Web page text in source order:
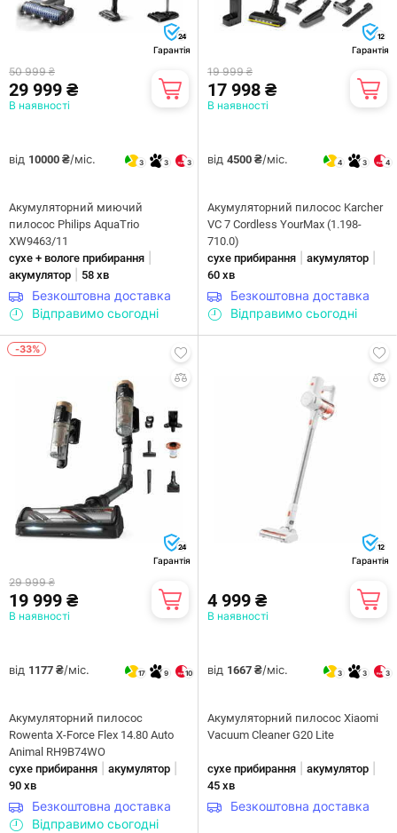
24
Гарантія
50 999 ₴
29 999 ₴
В наявності
від 10000 ₴/міс. 3 3 3
Акумуляторний миючий
пилосос Philips AquaTrio
XW9463/11
сухе + вологе прибирання
акумулятор 58 хв
Безкоштовна доставка
Відправимо сьогодні
12
Гарантія
19 999 ₴
17 998 ₴
В наявності
від 4500 ₴/міс. 4 3 4
Акумуляторний пилосос Karcher
VC 7 Cordless YourMax (1.198-
710.0)
сухе прибирання
акумулятор
60 хв
Безкоштовна доставка
Відправимо сьогодні
-33%
24
Гарантія
29 999 ₴
19 999 ₴
В наявності
від 1177 ₴/міс. 17 9 10
Акумуляторний пилосос
Rowenta X-Force Flex 14.80 Auto
Animal RH9B74WO
сухе прибирання
акумулятор
90 хв
Безкоштовна доставка
Відправимо сьогодні
12
Гарантія
4 999 ₴
В наявності
від 1667 ₴/міс. 3 3 3
Акумуляторний пилосос Xiaomi
Vacuum Cleaner G20 Lite
сухе прибирання акумулятор
45 хв
Безкоштовна доставка